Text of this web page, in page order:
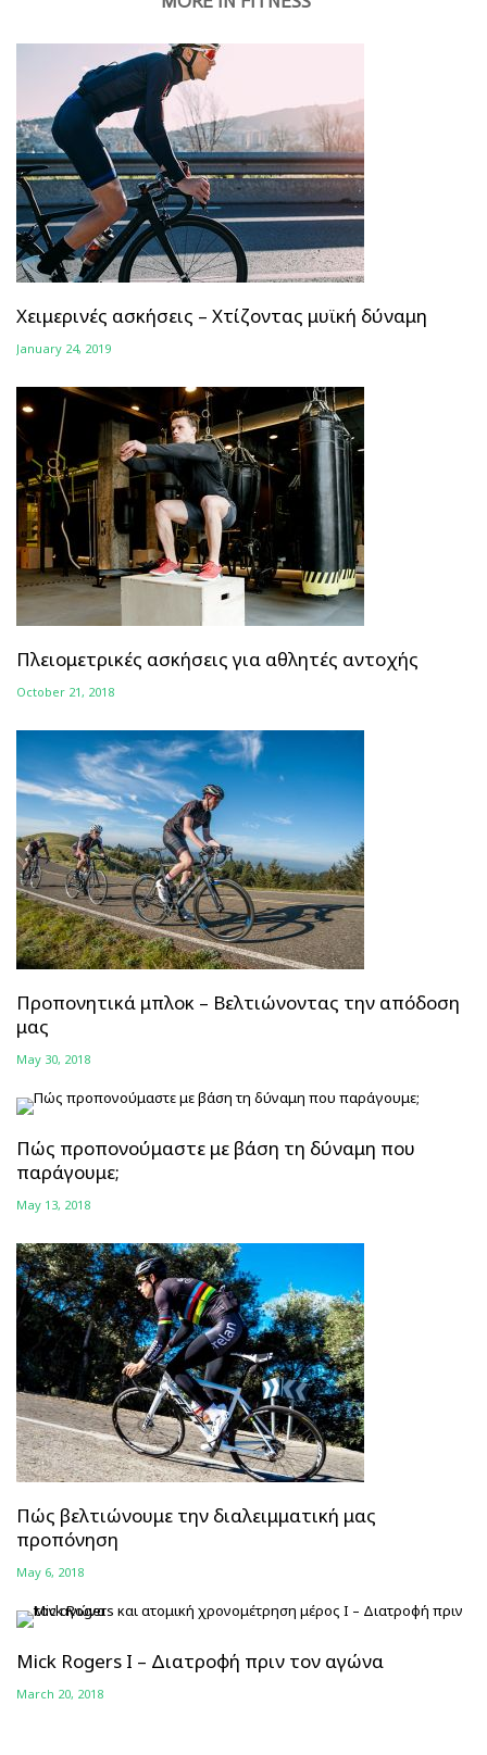
Χειμερινές ασκήσεις – Χτίζοντας μυϊκή δύναμη
January 24, 2019
Πλειομετρικές ασκήσεις για αθλητές αντοχής
October 21, 2018
Προπονητικά μπλοκ – Βελτιώνοντας την απόδοση
μας
May 30, 2018
Πώς προπονούμαστε με βάση τη δύναμη που
παράγουμε;
May 13, 2018
Πώς βελτιώνουμε την διαλειμματική μας
προπόνηση
May 6, 2018
Mick Rogers Ι – Διατροφή πριν τον αγώνα
March 20, 2018